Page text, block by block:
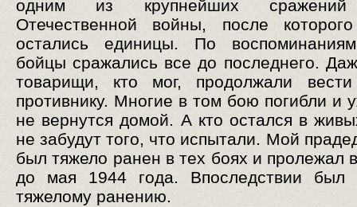
одним из крупнейших сражений
Отечественной войны, после
остались единицы. По
бойцы сражались все до последнего.
товарищи, кто мог, продолжали
противнику. Многие в том бою погибли и
не вернутся домой. А кто остался в
не забудут того, что испытали. Мой
был тяжело ранен в тех боях и пролежал
до мая 1944 года. Впоследствии был
тяжелому ранению.